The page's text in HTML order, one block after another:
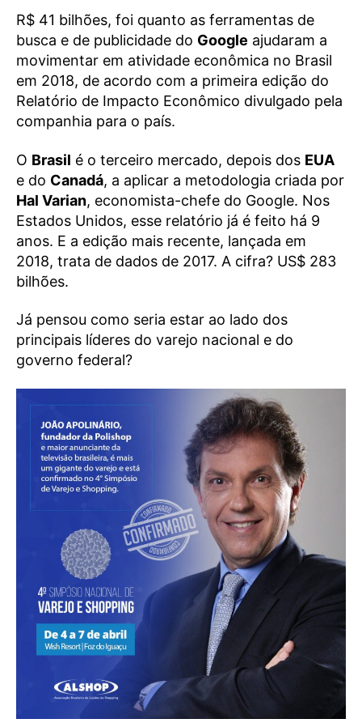
R$ 41 bilhões, foi quanto as ferramentas de
busca e de publicidade do Google ajudaram a
movimentar em atividade econômica no Brasil
em 2018, de acordo com a primeira edição do
Relatório de Impacto Econômico divulgado pela
companhia para o país.
O Brasil é o terceiro mercado, depois dos EUA
e do Canadá, a aplicar a metodologia criada por
Hal Varian, economista-chefe do Google. Nos
Estados Unidos, esse relatório já é feito há 9
anos. E a edição mais recente, lançada em
2018, trata de dados de 2017. A cifra? US$ 283
bilhões.
Já pensou como seria estar ao lado dos
principais líderes do varejo nacional e do
governo federal?